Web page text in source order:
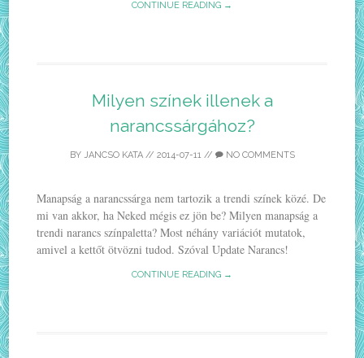
CONTINUE READING →
Milyen színek illenek a
narancssárgához?
BY JANCSO KATA// 2014-07-11// NO COMMENTS
Manapság a narancssárga nem tartozik a trendi színek közé. De
mi van akkor, ha Neked mégis ez jön be? Milyen manapság a
trendi narancs színpaletta? Most néhány variációt mutatok,
amivel a kettőt ötvözni tudod. Szóval Update Narancs!
CONTINUE READING →